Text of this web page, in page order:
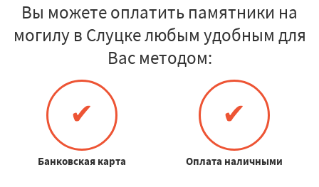
Вы можете оплатить памятники на
могилу в Слуцке любым удобным для
Вас методом:
✔
Банковская карта
✔
Оплата наличными